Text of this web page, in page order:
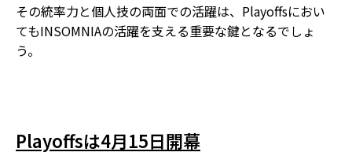
その統率力と個人技の両面での活躍は、Playoffsにおい
てもINSOMNIAの活躍を支える重要な鍵となるでしょ
う。
Playoffsは4月15日開幕